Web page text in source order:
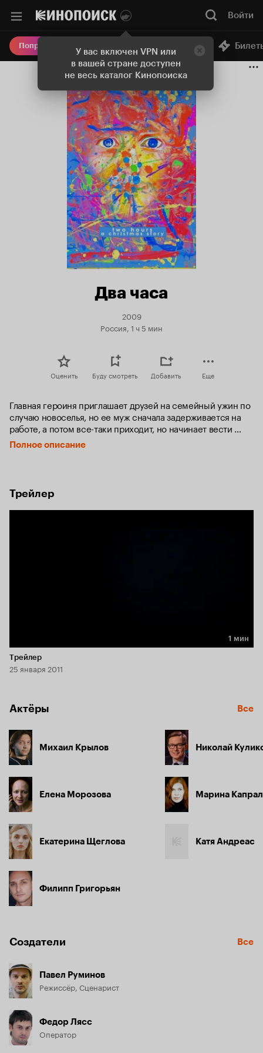
У вас включен VPN или
в вашей стране доступен
не весь каталог Кинопоиска
Войти
Попробовать Плюс Онлайн-кинотеатр
Два часа
2009
Россия, 1 ч 5 мин
Оценить Буду смотреть Добавить Еще
Главная героиня приглашает друзей на семейный ужин по
случаю новоселья, но ее муж сначала задерживается на
работе, а потом все-таки приходит, но начинает вести
себя крайне странно. Сначала он приглашает в дом
юмориста из подземного перехода, затем в квартире
Полное описание
Трейлер
Длительность 1 мин
1 мин
Трейлер
25 января 2011
Актёры Все
Михаил Крылов
Елена Морозова
Екатерина Щеглова
Филипп Григорьян
Николай
Марина
Катя Андреас
Создатели Все
Павел Руминов
Режиссёр, Сценарист
Федор Лясс
Оператор